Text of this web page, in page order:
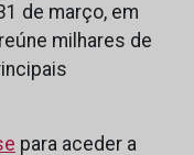
de março, em
milhares de
para aceder a